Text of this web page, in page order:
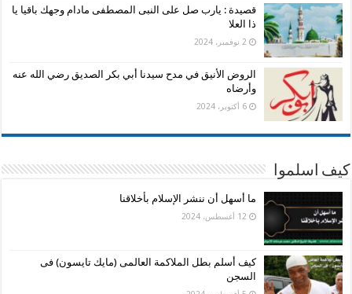
قصيدة : يارب صل على النبى المصطفى مادام وجهك باقيا يا
ذا العلا
2 نوفمبر، 2024
الروض الأنيق في مدح سيدنا أبي بكر الصديق رضي الله عنه
وأرضاه
6 أكتوبر، 2024
كيف اسلموا
ما أسهل أن ننشر الإسلام بأخلاقنا
12 أغسطس، 2024
كيف أسلم بطل الملاكمة العالمى (مايك تايسون) فى
السجن